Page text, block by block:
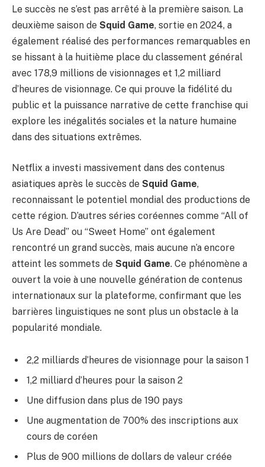
Le succès ne s’est pas arrêté à la première saison. La
deuxième saison de Squid Game, sortie en 2024, a
également réalisé des performances remarquables en
se hissant à la huitième place du classement général
avec 178,9 millions de visionnages et 1,2 milliard
d’heures de visionnage. Ce qui prouve la fidélité du
public et la puissance narrative de cette franchise qui
explore les inégalités sociales et la nature humaine
dans des situations extrêmes.
Netflix a investi massivement dans des contenus
asiatiques après le succès de Squid Game,
reconnaissant le potentiel mondial des productions de
cette région. D’autres séries coréennes comme “All of
Us Are Dead” ou “Sweet Home” ont également
rencontré un grand succès, mais aucune n’a encore
atteint les sommets de Squid Game. Ce phénomène a
ouvert la voie à une nouvelle génération de contenus
internationaux sur la plateforme, confirmant que les
barrières linguistiques ne sont plus un obstacle à la
popularité mondiale.
2,2 milliards d’heures de visionnage pour la saison 1
1,2 milliard d’heures pour la saison 2
Une diffusion dans plus de 190 pays
Une augmentation de 700% des inscriptions aux
cours de coréen
Plus de 900 millions de dollars de valeur créée